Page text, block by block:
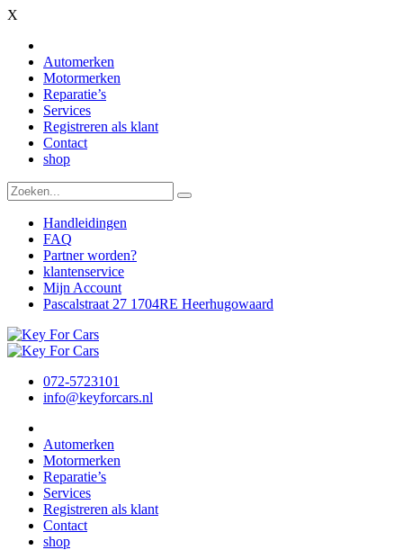
X
Automerken
Motormerken
Reparatie’s
Services
Registreren als klant
Contact
shop
Handleidingen
FAQ
Partner worden?
klantenservice
Mijn Account
Pascalstraat 27 1704RE Heerhugowaard
072-5723101
info@keyforcars.nl
Automerken
Motormerken
Reparatie’s
Services
Registreren als klant
Contact
shop